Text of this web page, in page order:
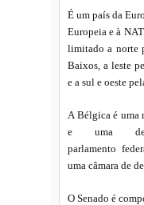
É um país da
Europeia e à
limitado a norte
Baixos, a leste
e a sul e oeste
A Bélgica é uma
e uma
parlamento
uma câmara de
O Senado é